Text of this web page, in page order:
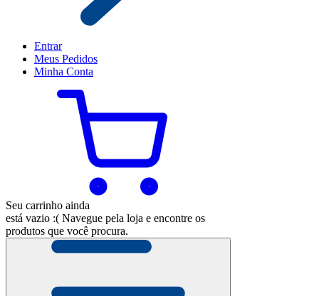
Entrar
Meus Pedidos
Minha Conta
Seu carrinho ainda
está vazio :( Navegue pela loja e encontre os
produtos que você procura.